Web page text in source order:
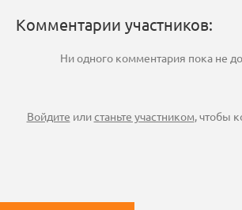
Комментарии участников:
Ни одного комментария пока не
Войдите илистаньте участником, чтобы